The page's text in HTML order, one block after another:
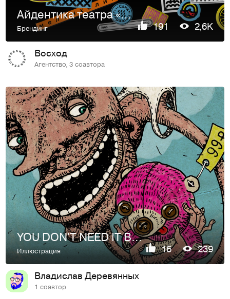
Айдентика театра «Суббота»
Брендинг 191 2,6K
Восход
Агентство, 3 соавтора
YOU DON'T NEED IT BUT YOU'll BUY IT
Иллюстрация 16 239
Владислав Деревянных
1 соавтор